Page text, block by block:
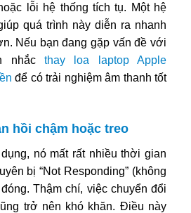
lỗi hệ thống tích tụ. Một hệ
quá trình này diễn ra nhanh
Nếu bạn đang gặp vấn đề với
nhắc thay loa laptop Apple
để có trải nghiệm âm thanh tốt
hồi chậm hoặc treo
nó mất rất nhiều thời gian
bị “Not Responding” (không
Thậm chí, việc chuyển đổi
trở nên khó khăn. Điều này